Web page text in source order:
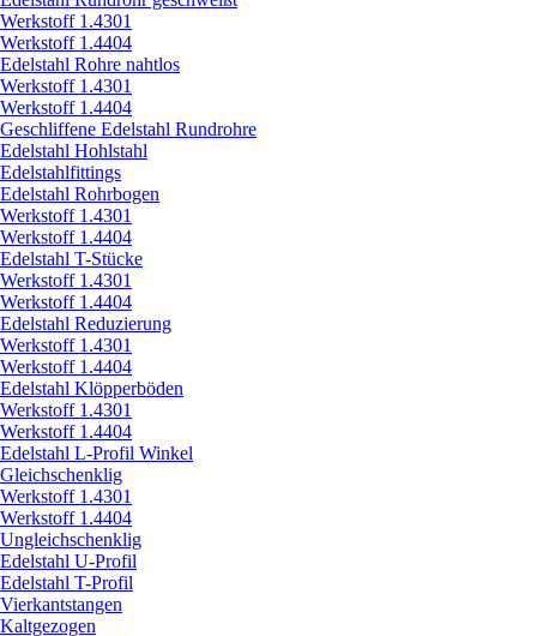
Werkstoff 1.4301
Werkstoff 1.4404
Edelstahl Rohre nahtlos
Werkstoff 1.4301
Werkstoff 1.4404
Geschliffene Edelstahl Rundrohre
Edelstahl Hohlstahl
Edelstahlfittings
Edelstahl Rohrbogen
Werkstoff 1.4301
Werkstoff 1.4404
Edelstahl T-Stücke
Werkstoff 1.4301
Werkstoff 1.4404
Edelstahl Reduzierung
Werkstoff 1.4301
Werkstoff 1.4404
Edelstahl Klöpperböden
Werkstoff 1.4301
Werkstoff 1.4404
Edelstahl L-Profil Winkel
Gleichschenklig
Werkstoff 1.4301
Werkstoff 1.4404
Ungleichschenklig
Edelstahl U-Profil
Edelstahl T-Profil
Vierkantstangen
Kaltgezogen